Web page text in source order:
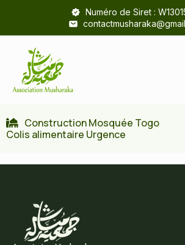
Numéro de Siret :
Construction Mosquée Togo
Colis alimentaire Urgence